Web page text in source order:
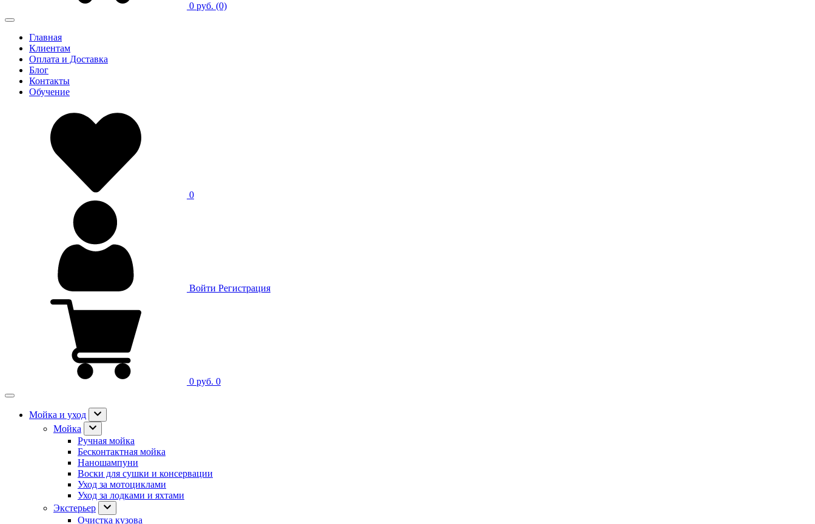
0 руб. (0)
Главная
Клиентам
Оплата и Доставка
Блог
Контакты
Обучение
0
Войти Регистрация
0 руб. 0
Мойка и уход
Мойка
Ручная мойка
Бесконтактная мойка
Наношампуни
Воски для сушки и консервации
Уход за мотоциклами
Уход за лодками и яхтами
Экстерьер
Очистка кузова